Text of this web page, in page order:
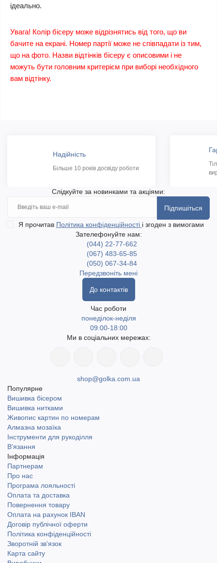
ідеально.
Увага! Колір бісеру може відрізнятись від того, що ви
бачите на екрані. Номер партії може не співпадати із тим,
що на фото. Назви відтінків бісеру є описовими і не
можуть бути головним критерієм при виборі необхідного
вам відтінку.
Надійність
Більше 10 років досвіду роботи
Слідкуйте за новинками та акціями:
Підпишіться
Я прочитав Політика конфіденційності і згоден з вимогами
Зателефонуйте нам:
(044) 22-77-662
(067) 483-65-85
(050) 067-34-84
Передзвоніть мені
До контактів
Час роботи
понеділок-неділя
09:00-18:00
Ми в соціальних мережах:
shop@golka.com.ua
Популярне
Вишивка бісером
Вишивка нитками
Живопис картин по номерам
Алмазна мозаїка
Інструменти для рукоділля
В'язання
Інформація
Партнерам
Про нас
Програма лояльності
Оплата та доставка
Повернення товару
Оплата на рахунок IBAN
Договір публічної оферти
Політика конфіденційності
Зворотній зв'язок
Карта сайту